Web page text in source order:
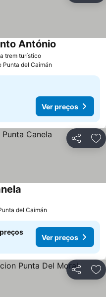
trem turístico
António
Punta del Caimán
Ver preços
Partilhar
del Caimán
Ver preços
Partilhar